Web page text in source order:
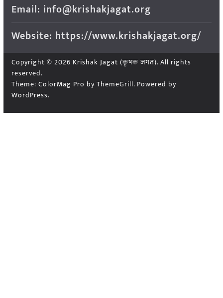
Email: info@krishakjagat.org
Website: https://www.krishakjagat.org/
Copyright © 2026 Krishak Jagat (कृषक जगत). All rights
reserved.
Theme: ColorMag Pro by ThemeGrill. Powered by
WordPress.